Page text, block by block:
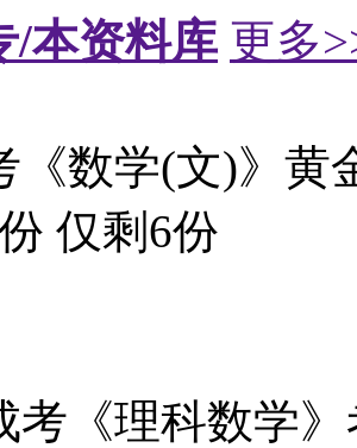
/本资料库 更多
《数学(文)》黄
仅剩 6份
考《理科数学